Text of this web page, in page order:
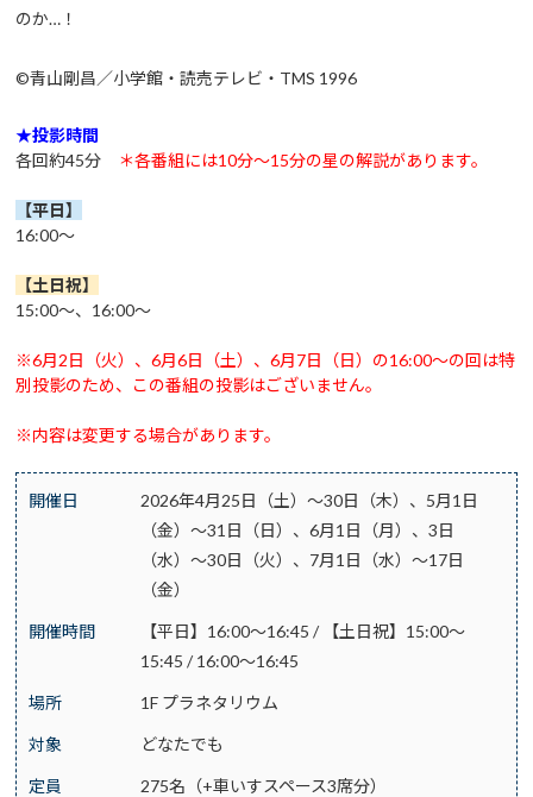
のか…！
©青山剛昌／小学館・読売テレビ・TMS 1996
★投影時間
各回約45分 ＊各番組には10分～15分の星の解説があります。
【平日】
16:00～
【土日祝】
15:00～、16:00～
※6月2日（火）、6月6日（土）、6月7日（日）の16:00～の回は特
別投影のため、この番組の投影はございません。
※内容は変更する場合があります。
開催日
2026年4月25日（土）～30日（木）、5月1日
（金）～31日（日）、6月1日（月）、3日
（水）～30日（火）、7月1日（水）～17日
（金）
開催時間
【平日】16:00～16:45 / 【土日祝】15:00～
15:45 / 16:00～16:45
場所 1F プラネタリウム
対象 どなたでも
定員 275名（+車いすスペース3席分）